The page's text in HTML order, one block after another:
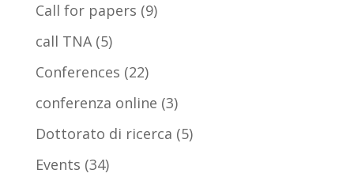
Call for papers (9)
call TNA(5)
Conferences (22)
conferenza online (3)
Dottorato di ricerca (5)
Events (34)